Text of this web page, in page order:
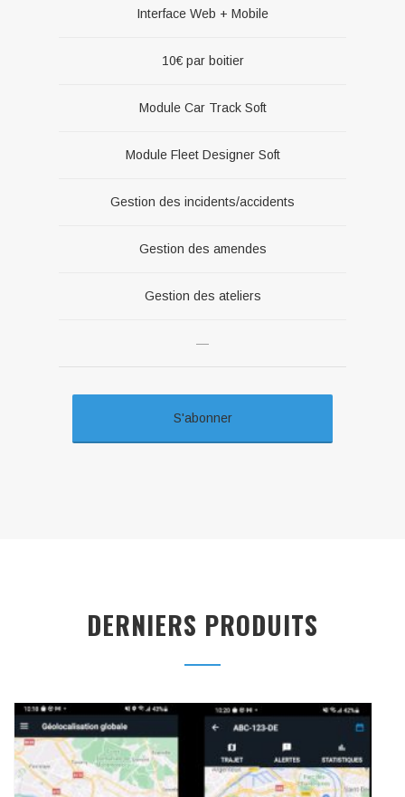
Interface Web + Mobile
10€ par boitier
Module Car Track Soft
Module Fleet Designer Soft
Gestion des incidents/accidents
Gestion des amendes
Gestion des ateliers
—
S'abonner
DERNIERS PRODUITS